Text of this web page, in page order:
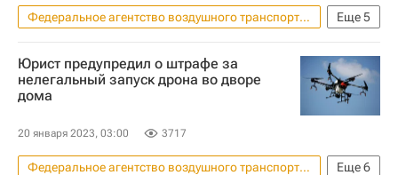
Еще5
Федеральное агентство воздушного транспорта (Росавиация)
Новосибирск
Новосибирская область
Жилье
Строительство
Небоскребы
Юрист предупредил о штрафе за
нелегальный запуск дрона во дворе
дома
20 января 2023, 03:00 3717
Еще6
Федеральное агентство воздушного транспорта (Росавиация)